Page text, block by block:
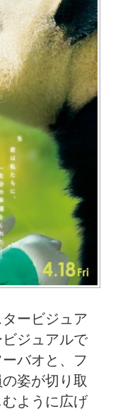
ービジュア
ジュアルで
バオと、フ
姿が切り取
ように広げ